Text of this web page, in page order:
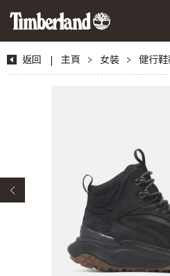
返回 | 主頁 > 女裝 > 健行鞋